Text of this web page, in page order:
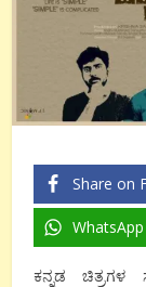
Share on
WhatsApp
ಕನ್ನಡ ಚಿತ್ರಗಳ